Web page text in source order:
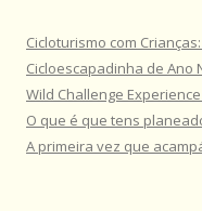
Cicloturismo com
Cicloescapadinha de Ano
Wild Challenge
O que é que tens
A primeira vez que